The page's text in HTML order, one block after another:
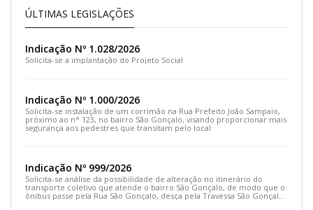
ÚLTIMAS LEGISLAÇÕES
Indicação Nº 1.028/2026
Solicita-se a implantação do Projeto Social
Indicação Nº 1.000/2026
Solicita-se instalação de um corrimão na Rua Prefeito João Sampaio,
próximo ao n° 123, no bairro São Gonçalo, visando proporcionar mais
segurança aos pedestres que transitam pelo local
Indicação Nº 999/2026
Solicita-se análise da possibilidade de alteração no itinerário do
transporte coletivo que atende o bairro São Gonçalo, de modo que o
ônibus passe pela Rua São Gonçalo, desça pela Travessa São Gonçalo